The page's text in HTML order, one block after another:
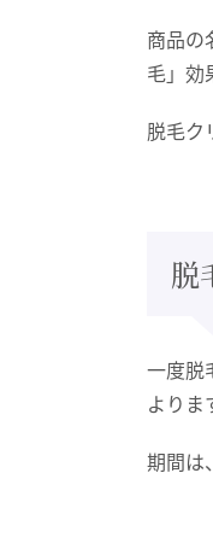
商品の
毛」効
脱毛ク
脱
一度脱
よりま
期間は